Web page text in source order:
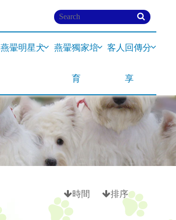
燕翬明星犬 燕翬獨家培
育
客人回傳分
享
時間 排序